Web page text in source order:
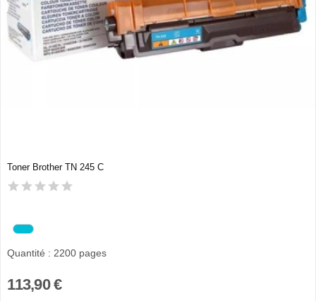
Toner Brother TN 245 C
Quantité : 2200 pages
113,90 €